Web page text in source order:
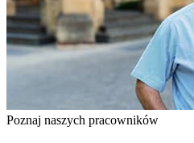
Poznaj naszych pracowników